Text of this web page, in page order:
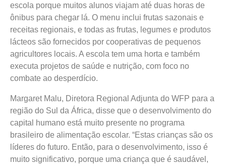
escola porque muitos alunos viajam até duas horas de
ônibus para chegar lá. O menu inclui frutas sazonais e
receitas regionais, e todas as frutas, legumes e produtos
lácteos são fornecidos por cooperativas de pequenos
agricultores locais. A escola tem uma horta e também
executa projetos de saúde e nutrição, com foco no
combate ao desperdício.
Margaret Malu, Diretora Regional Adjunta do WFP para a
região do Sul da África, disse que o desenvolvimento do
capital humano está muito presente no programa
brasileiro de alimentação escolar. “Estas crianças são os
líderes do futuro. Então, para o desenvolvimento, isso é
muito significativo, porque uma criança que é saudável,